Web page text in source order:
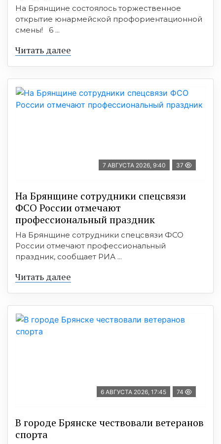
На Брянщине состоялось торжественное
открытие юнармейской профориентационной
смены! 6 ...
Читать далее
7 АВГУСТА 2026, 9:40 37
На Брянщине сотрудники спецсвязи
ФСО России отмечают
профессиональный праздник
На Брянщине сотрудники спецсвязи ФСО
России отмечают профессиональный
праздник, сообщает РИА ...
Читать далее
6 АВГУСТА 2026, 17:45 74
В городе Брянске чествовали ветеранов
спорта